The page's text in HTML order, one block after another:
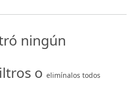
ningún
o elimínalos todos